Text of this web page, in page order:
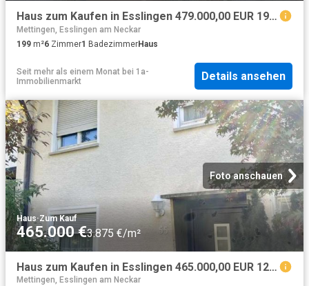
Haus zum Kaufen in Esslingen 479.000,00 EUR 199.2 m²
Mettingen, Esslingen am Neckar
199 m²6 Zimmer1 BadezimmerHaus
Seit mehr als einem Monat bei 1a-
Immobilienmarkt
Details ansehen
Foto anschauen
Haus·Zum Kauf
465.000 €3.875 €/m²
Haus zum Kaufen in Esslingen 465.000,00 EUR 120 m²
Mettingen, Esslingen am Neckar